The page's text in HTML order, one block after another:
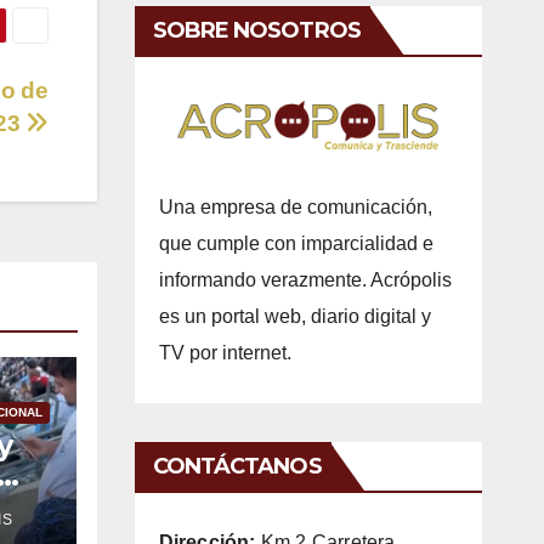
de
SOBRE NOSOTROS
Una empresa de comunicación,
que cumple con imparcialidad e
informando verazmente. Acrópolis
es un portal web, diario digital y
TV por internet.
CONTÁCTANOS